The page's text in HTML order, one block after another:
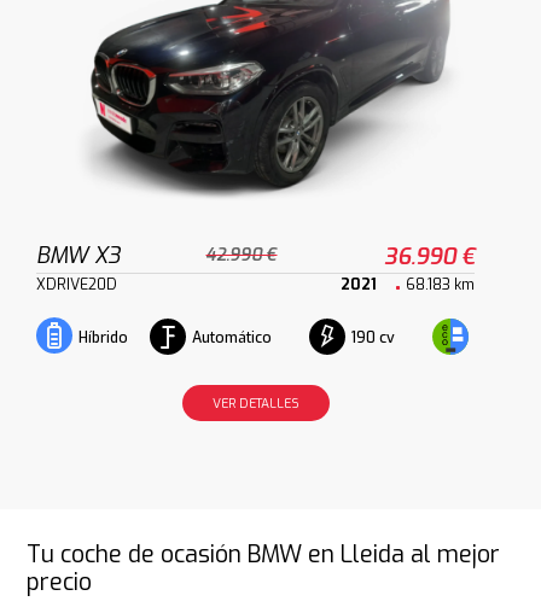
BMW X3 42.990 € 36.990 €
XDRIVE20D 2021 68.183 km
Híbrido Automático 190 cv
VER DETALLES
Tu coche de ocasión BMW en Lleida al mejor
precio